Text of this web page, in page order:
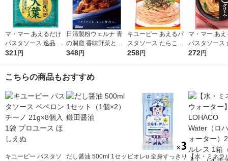
マ・マー あえるだけ
パスタソース 逸品 ご
ま香る大葉ソース ＜1
321円
日清製粉ウェルナ 青
の洞窟 香味野菜とハ
ーブ引き立つボロネー
348円
キユーピー あえるパ
スタソース たらこ（1
人前×2）1個
258円
マ・マー あ
パスタソース
クリーム 生風
272円
こちらの商品もおすすめ
キユーピー パスタソ
だし醤油 500ml 1セッ ビオレu 全身すっきり
【水・ミネラ